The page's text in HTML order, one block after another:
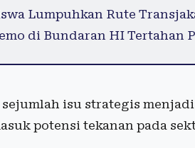
Lumpuhkan Rute
di Bundaran HI Tertahan
isu strategis
potensi tekanan pada